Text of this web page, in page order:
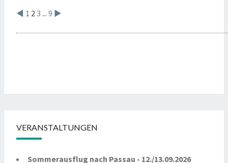
◄ 1 23 ... 9 ►
VERANSTALTUNGEN
Sommerausflug nach Passau - 12./13.09.2026